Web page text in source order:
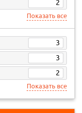
2
Показать все
3
3
2
Показать все